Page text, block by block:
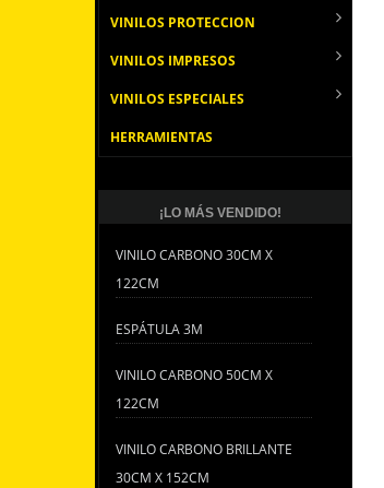
VINILOS PROTECCION
VINILOS IMPRESOS
VINILOS ESPECIALES
HERRAMIENTAS
¡LO MÁS VENDIDO!
VINILO CARBONO 30CM X
122CM
ESPÁTULA 3M
VINILO CARBONO 50CM X
122CM
VINILO CARBONO BRILLANTE
30CM X 152CM